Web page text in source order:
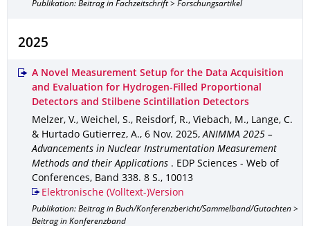
Publikation: Beitrag in Fachzeitschrift > Forschungsartikel
2025
A Novel Measurement Setup for the Data Acquisition
and Evaluation for Hydrogen-Filled Proportional
Detectors and Stilbene Scintillation Detectors
Melzer, V., Weichel, S., Reisdorf, R., Viebach, M., Lange, C.
& Hurtado Gutierrez, A., 6 Nov. 2025,ANIMMA 2025 –
Advancements in Nuclear Instrumentation Measurement
Methods and their Applications . EDP Sciences - Web of
Conferences, Band 338. 8 S., 10013
Elektronische (Volltext-)Version
Publikation: Beitrag in Buch/Konferenzbericht/Sammelband/Gutachten >
Beitrag in Konferenzband